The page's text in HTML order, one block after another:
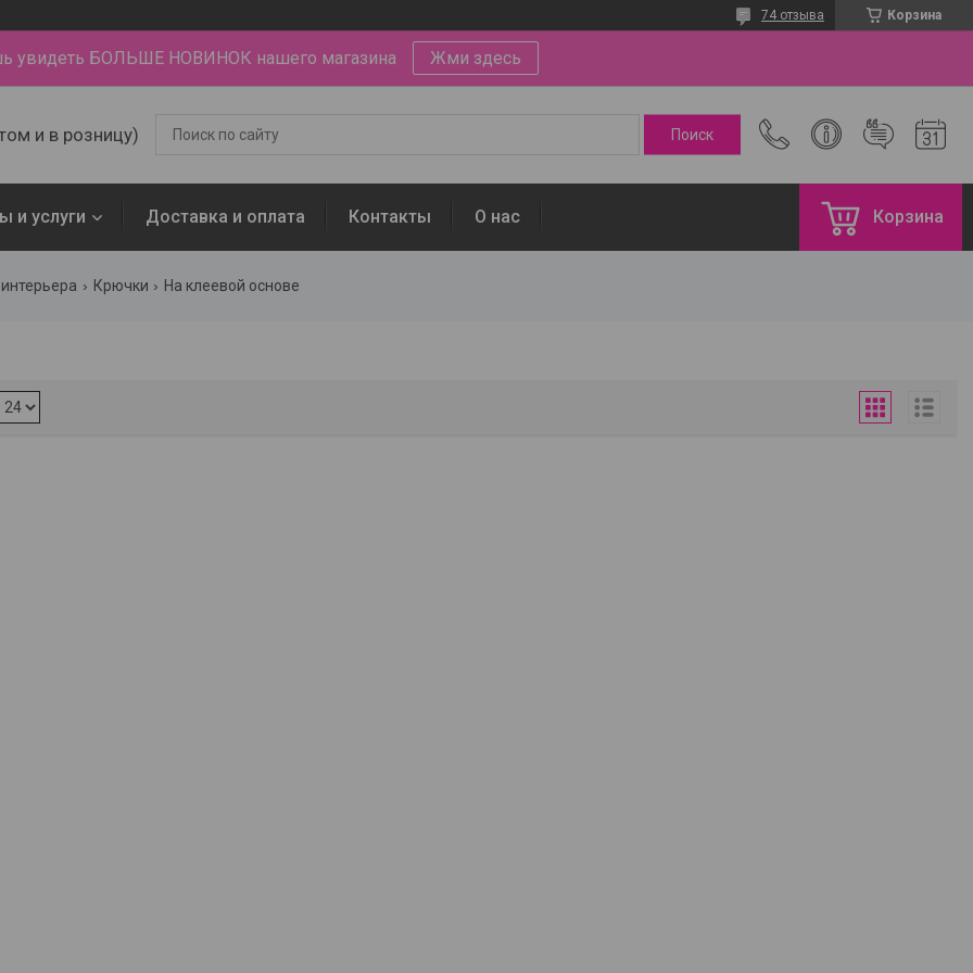
Корзина
74 отзыва
увидеть БОЛЬШЕ НОВИНОК нашего магазина Жми здесь
и в розницу)
и услуги Доставка и оплата Контакты О нас Корзина
Крючки На клеевой основе